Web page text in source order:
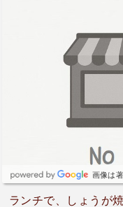
画像は
ランチで、しょうが